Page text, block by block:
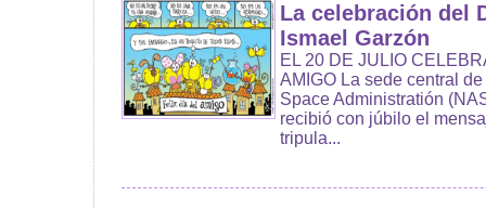
La celebración del
Ismael Garzón
EL 20 DE JULIO
AMIGO La sede central
Space Administratión
recibió con júbilo el
tripula...